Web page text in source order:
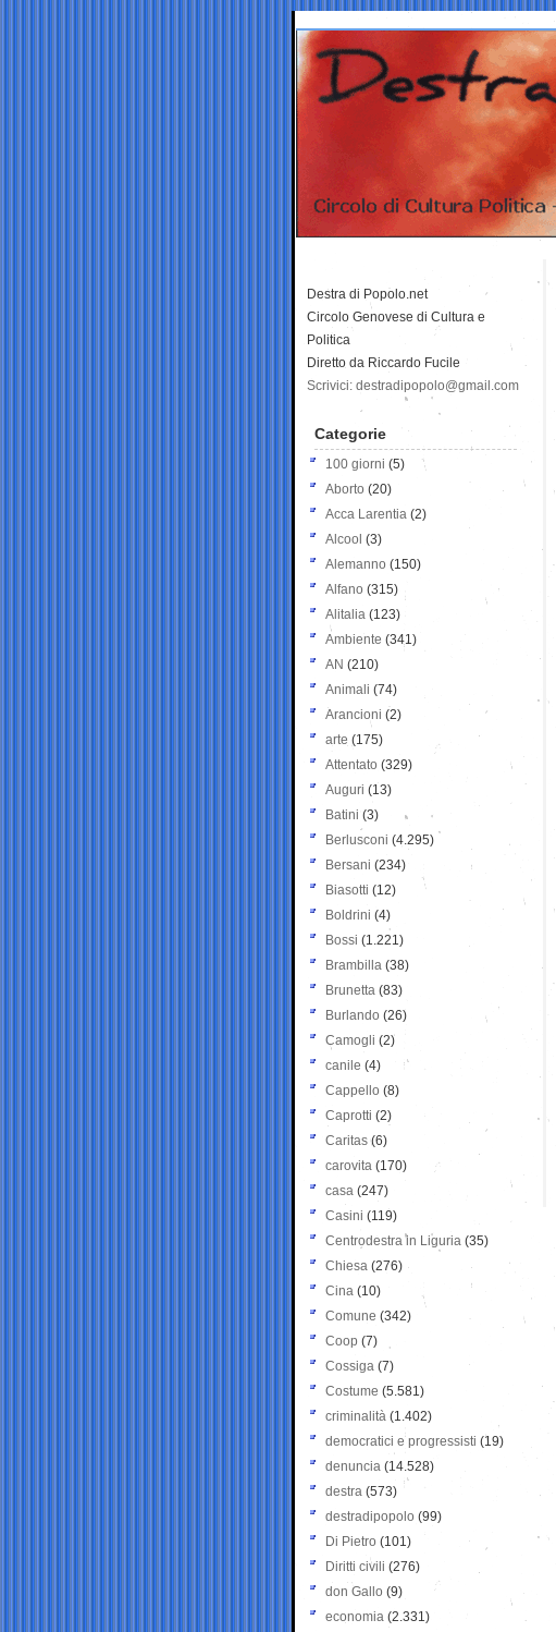
Destra di Popolo.net
Circolo Genovese di Cultura e
Politica
Diretto da Riccardo Fucile
Scrivici: destradipopolo@gmail.com
Categorie
100 giorni (5)
Aborto (20)
Acca Larentia (2)
Alcool (3)
Alemanno (150)
Alfano (315)
Alitalia (123)
Ambiente (341)
AN (210)
Animali (74)
Arancioni (2)
arte (175)
Attentato (329)
Auguri (13)
Batini (3)
Berlusconi (4.295)
Bersani (234)
Biasotti (12)
Boldrini (4)
Bossi (1.221)
Brambilla (38)
Brunetta (83)
Burlando (26)
Camogli (2)
canile (4)
Cappello (8)
Caprotti (2)
Caritas (6)
carovita (170)
casa (247)
Casini (119)
Centrodestra in Liguria (35)
Chiesa (276)
Cina (10)
Comune (342)
Coop (7)
Cossiga (7)
Costume (5.581)
criminalità (1.402)
democratici e progressisti (19)
denuncia (14.528)
destra (573)
destradipopolo (99)
Di Pietro (101)
Diritti civili (276)
don Gallo (9)
economia (2.331)